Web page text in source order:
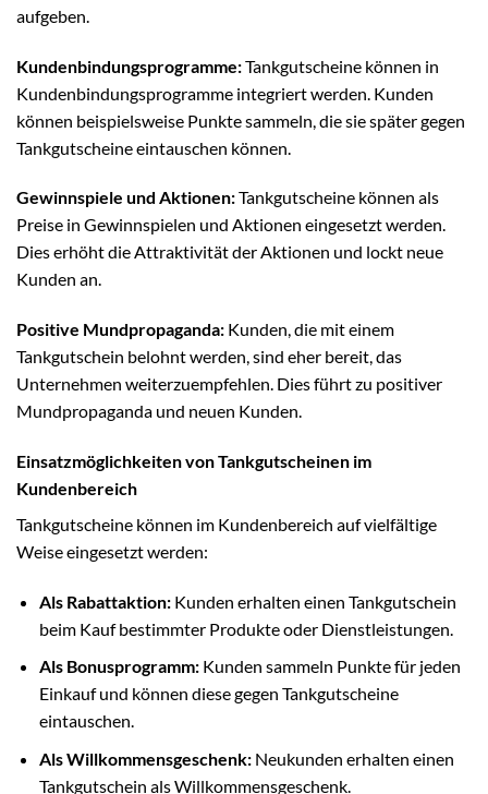
aufgeben.
Kundenbindungsprogramme:Tankgutscheine können in
Kundenbindungsprogramme integriert werden. Kunden
können beispielsweise Punkte sammeln, die sie später gegen
Tankgutscheine eintauschen können.
Gewinnspiele und Aktionen:Tankgutscheine können als
Preise in Gewinnspielen und Aktionen eingesetzt werden.
Dies erhöht die Attraktivität der Aktionen und lockt neue
Kunden an.
Positive Mundpropaganda: Kunden, die mit einem
Tankgutschein belohnt werden, sind eher bereit, das
Unternehmen weiterzuempfehlen. Dies führt zu positiver
Mundpropaganda und neuen Kunden.
Einsatzmöglichkeiten von Tankgutscheinen im
Kundenbereich
Tankgutscheine können im Kundenbereich auf vielfältige
Weise eingesetzt werden:
Als Rabattaktion:Kunden erhalten einen Tankgutschein
beim Kauf bestimmter Produkte oder Dienstleistungen.
Als Bonusprogramm:Kunden sammeln Punkte für jeden
Einkauf und können diese gegen Tankgutscheine
eintauschen.
Als Willkommensgeschenk:Neukunden erhalten einen
Tankgutschein als Willkommensgeschenk.